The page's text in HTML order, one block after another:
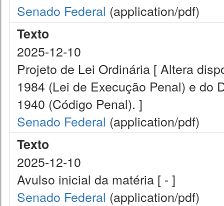
Senado Federal (application/pdf)
Texto
2025-12-10
Projeto de Lei Ordinária [ Altera
1984 (Lei de Execução Penal) e do
1940 (Código Penal). ]
Senado Federal (application/pdf)
Texto
2025-12-10
Avulso inicial da matéria [ - ]
Senado Federal (application/pdf)